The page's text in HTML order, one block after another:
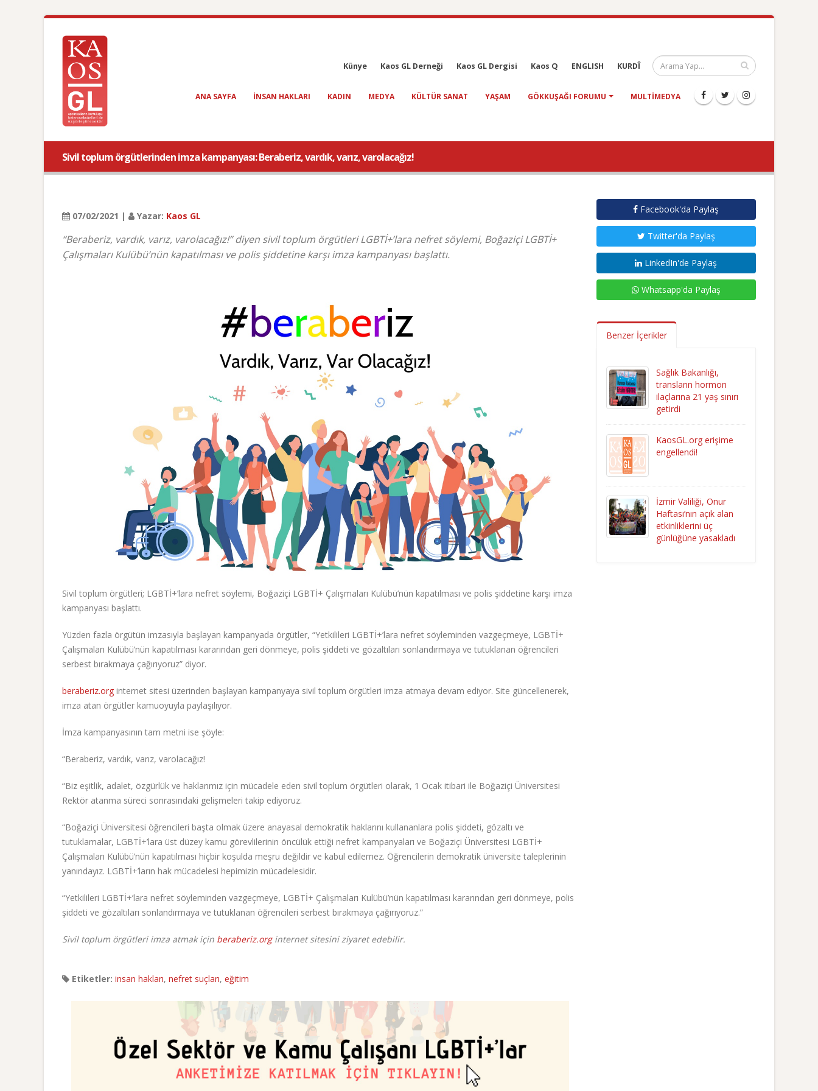
Künye Kaos GL Derneği Kaos GL Dergisi Kaos Q ENGLISH KURDÎ
ANA SAYFA INSAN HAKLARI KADIN MEDYA KÜLTÜR SANAT YAŞAM GÖKKUŞAĞI FORUMU MULTIMEDYA
Sivil toplum örgütlerinden imza kampanyası: Beraberiz, vardık, varız, varolacağız!
07/02/2021 | Yazar: Kaos GL
“Beraberiz, vardık, varız, varolacağız!” diyen sivil toplum örgütleri LGBTİ+’lara nefret söylemi, Boğaziçi LGBTİ+
Çalışmaları Kulübü’nün kapatılması ve polis şiddetine karşı imza kampanyası başlattı.
Sivil toplum örgütleri; LGBTİ+’lara nefret söylemi, Boğaziçi LGBTİ+ Çalışmaları Kulübü’nün kapatılması ve polis şiddetine karşı imza
kampanyası başlattı.
Yüzden fazla örgütün imzasıyla başlayan kampanyada örgütler, “Yetkilileri LGBTİ+’lara nefret söyleminden vazgeçmeye, LGBTİ+
Çalışmaları Kulübü’nün kapatılması kararından geri dönmeye, polis şiddeti ve gözaltıları sonlandırmaya ve tutuklanan öğrencileri
serbest bırakmaya çağırıyoruz” diyor.
beraberiz.org internet sitesi üzerinden başlayan kampanyaya sivil toplum örgütleri imza atmaya devam ediyor. Site güncellenerek,
imza atan örgütler kamuoyuyla paylaşılıyor.
İmza kampanyasının tam metni ise şöyle:
“Beraberiz, vardık, varız, varolacağız!
“Biz eşitlik, adalet, özgürlük ve haklarımız için mücadele eden sivil toplum örgütleri olarak, 1 Ocak itibari ile Boğaziçi Üniversitesi
Rektör atanma süreci sonrasındaki gelişmeleri takip ediyoruz.
“Boğaziçi Üniversitesi öğrencileri başta olmak üzere anayasal demokratik haklarını kullananlara polis şiddeti, gözaltı ve
tutuklamalar, LGBTİ+’lara üst düzey kamu görevlilerinin öncülük ettiği nefret kampanyaları ve Boğaziçi Üniversitesi LGBTİ+
Çalışmaları Kulübü’nün kapatılması hiçbir koşulda meşru değildir ve kabul edilemez. Öğrencilerin demokratik üniversite taleplerinin
yanındayız. LGBTİ+’ların hak mücadelesi hepimizin mücadelesidir.
“Yetkilileri LGBTİ+’lara nefret söyleminden vazgeçmeye, LGBTİ+ Çalışmaları Kulübü’nün kapatılması kararından geri dönmeye, polis
şiddeti ve gözaltıları sonlandırmaya ve tutuklanan öğrencileri serbest bırakmaya çağırıyoruz.”
Sivil toplum örgütleri imza atmak için beraberiz.orginternet sitesini ziyaret edebilir.
Etiketler: insan hakları, nefret suçları, eğitim
Facebook'da Paylaş
Twitter'da Paylaş
LinkedIn'de Paylaş
Whatsapp'da Paylaş
Benzer İçerikler
Sağlık Bakanlığı,
transların hormon
ilaçlarına 21 yaş sınırı
getirdi
KaosGL.org erişime
engellendi!
İzmir Valiliği, Onur
Haftası’nın açık alan
etkinliklerini üç
günlüğüne yasakladı